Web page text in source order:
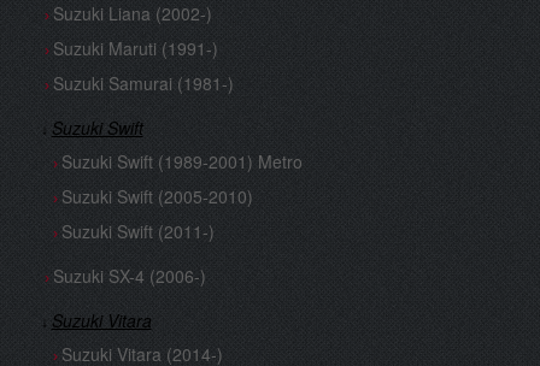
› Suzuki Liana (2002-)
› Suzuki Maruti (1991-)
› Suzuki Samurai (1981-)
↓ Suzuki Swift
› Suzuki Swift (1989-2001) Metro
› Suzuki Swift (2005-2010)
› Suzuki Swift (2011-)
› Suzuki SX-4 (2006-)
↓ Suzuki Vitara
› Suzuki Vitara (2014-)